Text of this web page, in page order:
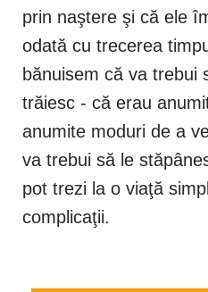
prin naştere şi că ele
odată cu trecerea
bănuisem că va trebui
trăiesc - că erau
anumite moduri de a
va trebui să le
pot trezi la o viaţă
complicaţii.